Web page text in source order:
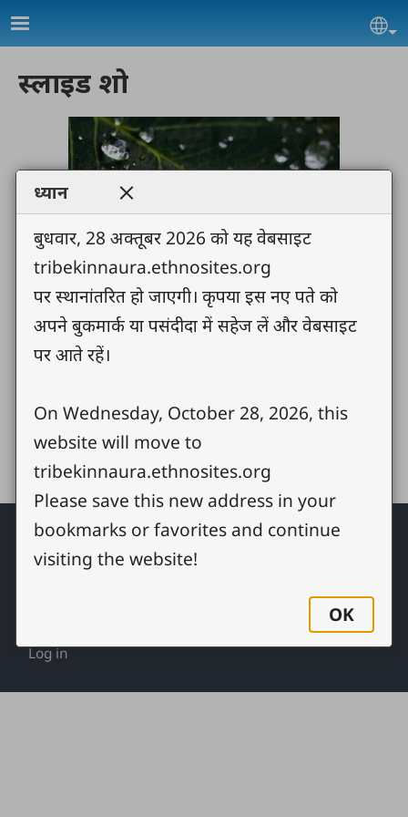
Skip to main content
स्लाइड शो
Share
Footer
Copyright
Log in
ध्यान
बुधवार, 28 अक्तूबर 2026 को यह वेबसाइट
tribekinnaura.ethnosites.org
पर स्थानांतरित हो जाएगी। कृपया इस नए पते को
अपने बुकमार्क या पसंदीदा में सहेज लें और वेबसाइट
पर आते रहें।
On Wednesday, October 28, 2026, this
website will move to
tribekinnaura.ethnosites.org
Please save this new address in your
bookmarks or favorites and continue
visiting the website!
OK